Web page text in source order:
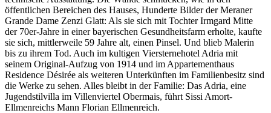
öffentlichen Bereichen des Hauses, Hunderte Bilder der Meraner
Grande Dame Zenzi Glatt: Als sie sich mit Tochter Irmgard Mitte
der 70er-Jahre in einer bayerischen Gesundheitsfarm erholte, kaufte
sie sich, mittlerweile 59 Jahre alt, einen Pinsel. Und blieb Malerin
bis zu ihrem Tod. Auch im kultigen Viersternehotel Adria mit
seinem Original-Aufzug von 1914 und im Appartementhaus
Residence Désirée als weiteren Unterkünften im Familienbesitz sind
die Werke zu sehen. Alles bleibt in der Familie: Das Adria, eine
Jugendstilvilla im Villenviertel Obermais, führt Sissi Amort-
Ellmenreichs Mann Florian Ellmenreich.